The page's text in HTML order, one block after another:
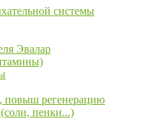
системы
Эвалар
повыш регенерацию
пенки...)